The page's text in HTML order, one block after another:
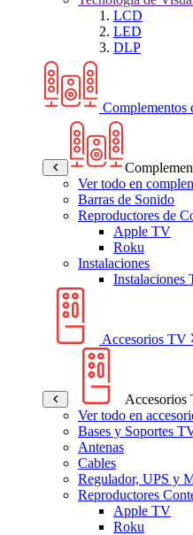
LCD
LED
DLP
Complementos
Ver todo en
Barras de Sonido
Reproductores de
Apple TV
Roku
Instalaciones
Instalaciones
Accesorios TV
Accesorios
Ver todo en
Bases y Soportes
Antenas
Cables
Regulador, UPS y
Reproductores
Apple TV
Roku